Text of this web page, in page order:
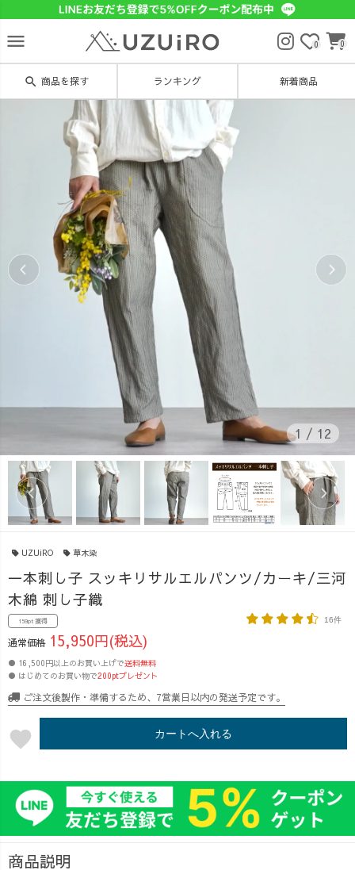
menu 0 0
search 商品を探す ランキング 新着商品
1 / 12
UZUiRO 草木染
一本刺し子 スッキリサルエルパンツ/カーキ/三河
木綿 刺し子織
159pt 獲得 16件
通常価格 15,950円(税込)
● 16,500円以上のお買い上げで送料無料
● はじめてのお買い物で200ptプレゼント
ご注文後製作・準備するため、7営業日以内の発送予定です。
favorite カートへ入れる
商品説明